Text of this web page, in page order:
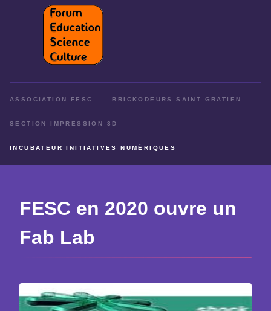
ASSOCIATION FESC BRICKODEURS SAINT GRATIEN
SECTION IMPRESSION 3D
INCUBATEUR INITIATIVES NUMÉRIQUES
FESC en 2020 ouvre un
Fab Lab